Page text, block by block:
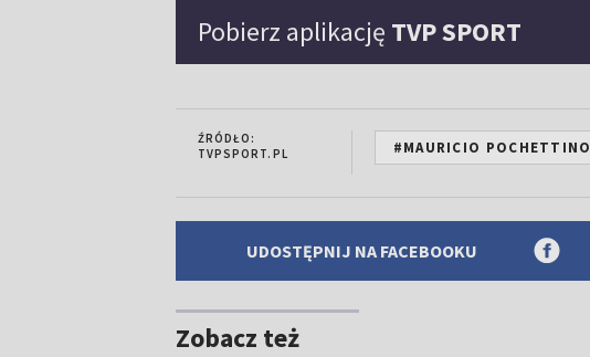
Pobierz aplikację TVP SPORT
ŹRÓDŁO:
TVPSPORT.PL
#MAURICIO POCHETTINO
UDOSTĘPNIJ NA FACEBOOKU
Zobacz też